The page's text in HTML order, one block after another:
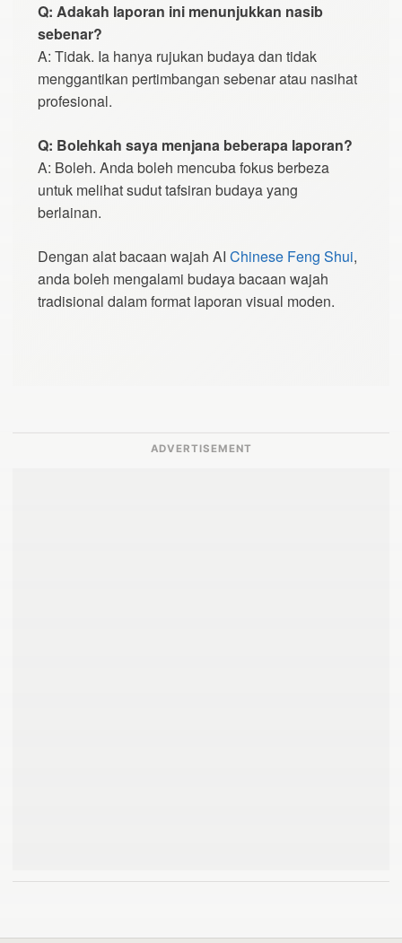
Q: Adakah laporan ini menunjukkan nasib
sebenar?
A: Tidak. Ia hanya rujukan budaya dan tidak
menggantikan pertimbangan sebenar atau nasihat
profesional.
Q: Bolehkah saya menjana beberapa laporan?
A: Boleh. Anda boleh mencuba fokus berbeza
untuk melihat sudut tafsiran budaya yang
berlainan.
Dengan alat bacaan wajah AI Chinese Feng Shui,
anda boleh mengalami budaya bacaan wajah
tradisional dalam format laporan visual moden.